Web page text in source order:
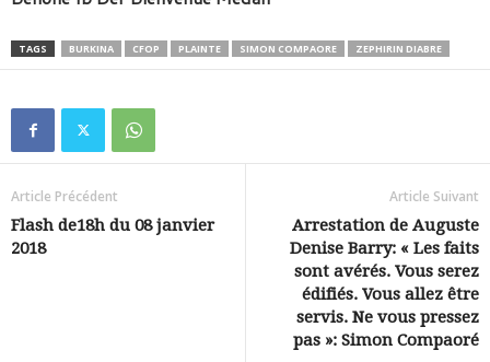
TAGS BURKINA CFOP PLAINTE SIMON COMPAORE ZEPHIRIN DIABRE
Article Précédent
Flash de18h du 08 janvier
2018
Article Suivant
Arrestation de Auguste
Denise Barry: « Les faits
sont avérés. Vous serez
édifiés. Vous allez être
servis. Ne vous pressez
pas »: Simon Compaoré